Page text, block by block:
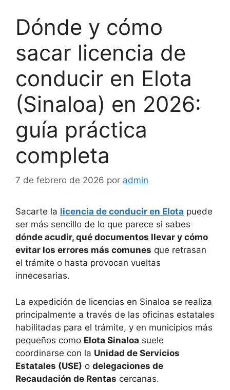
Dónde y cómo
sacar licencia de
conducir en Elota
(Sinaloa) en 2026:
guía práctica
completa
7 de febrero de 2026 por admin
Sacarte la licencia de conducir en Elota puede
ser más sencillo de lo que parece si sabes
dónde acudir, qué documentos llevar y cómo
evitar los errores más comunes que retrasan
el trámite o hasta provocan vueltas
innecesarias.
La expedición de licencias en Sinaloa se realiza
principalmente a través de las oficinas estatales
habilitadas para el trámite, y en municipios más
pequeños como Elota Sinaloa suele
coordinarse con la Unidad de Servicios
Estatales (USE) o delegaciones de
Recaudación de Rentas cercanas.